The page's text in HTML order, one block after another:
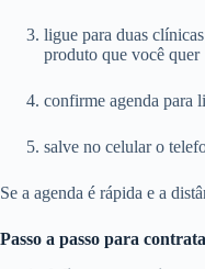
ligue para duas
produto que você quer
confirme agenda para
salve no celular o
Se a agenda é rápida e a
Passo a passo para